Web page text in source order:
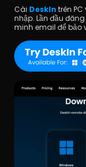
Cài DeskIn trên
nhập. Lần đầu
minh email để bảo